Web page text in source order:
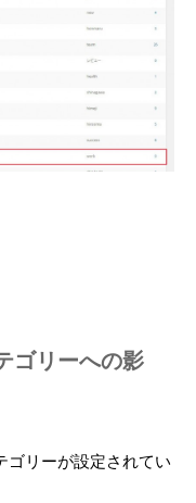
ゴリーへの影
ゴリーが設定されてい